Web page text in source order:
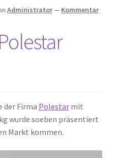
öffnen
Administrator— Kommentar
der Firma Polestarmit
wurde soeben präsentiert
Markt kommen.